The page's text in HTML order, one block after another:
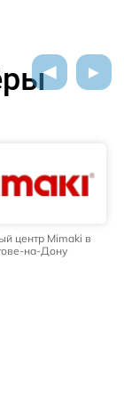
центр Mimaki в
на-Дону